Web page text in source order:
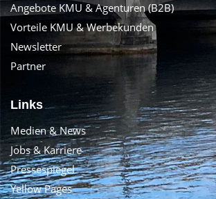
Angebote KMU & Agenturen (B2B)
Vorteile KMU & Werbekunden
Newsletter
Partner
Links
Medien & News
Jobs & Karriere
Pressespiegel
Yellow Pages